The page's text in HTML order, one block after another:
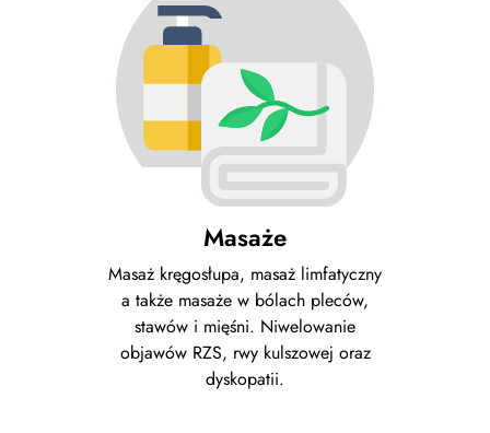
Masaże
Masaż kręgosłupa, masaż limfatyczny
a także masaże w bólach pleców,
stawów i mięśni. Niwelowanie
objawów RZS, rwy kulszowej oraz
dyskopatii.